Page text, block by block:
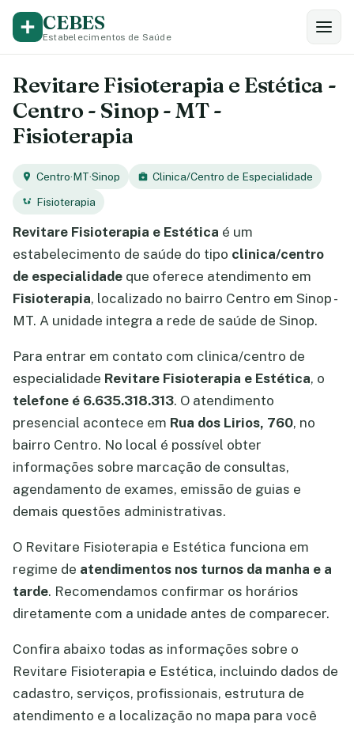
CEBES
Estabelecimentos de Saúde
Revitare Fisioterapia e Estética -
Centro - Sinop - MT -
Fisioterapia
Centro·MT·Sinop
Clinica/Centro de Especialidade
Fisioterapia
Revitare Fisioterapia e Estética é um
estabelecimento de saúde do tipo clinica/centro
de especialidade que oferece atendimento em
Fisioterapia, localizado no bairro Centro em Sinop -
MT. A unidade integra a rede de saúde de Sinop.
Para entrar em contato com clinica/centro de
especialidade Revitare Fisioterapia e Estética, o
telefone é 6.635.318.313. O atendimento
presencial acontece em Rua dos Lirios, 760, no
bairro Centro. No local é possível obter
informações sobre marcação de consultas,
agendamento de exames, emissão de guias e
demais questões administrativas.
O Revitare Fisioterapia e Estética funciona em
regime de atendimentos nos turnos da manha e a
tarde. Recomendamos confirmar os horários
diretamente com a unidade antes de comparecer.
Confira abaixo todas as informações sobre o
Revitare Fisioterapia e Estética, incluindo dados de
cadastro, serviços, profissionais, estrutura de
atendimento e a localização no mapa para você